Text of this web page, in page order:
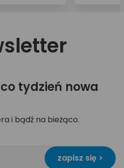
tydzień nowa
i bądź na bieżąco.
zapisz się >